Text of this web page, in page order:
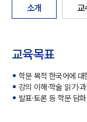
소개 교
교육목표
학문 목적 한국어에
강의 이해·학술 읽기·
발표·토론 등 학문 담